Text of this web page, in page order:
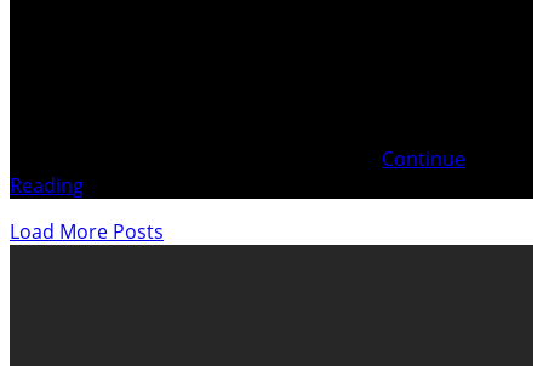
Continue
Reading
Load More Posts